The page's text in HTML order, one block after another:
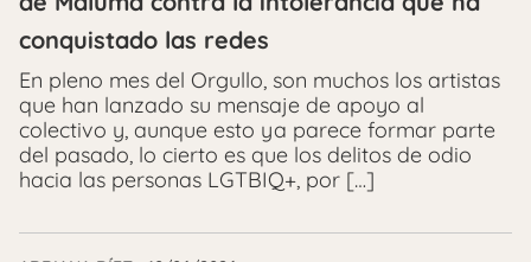
conquistado las redes
En pleno mes del Orgullo, son muchos los artistas
que han lanzado su mensaje de apoyo al
colectivo y, aunque esto ya parece formar parte
del pasado, lo cierto es que los delitos de odio
hacia las personas LGTBIQ+, por […]